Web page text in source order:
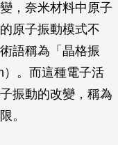
，奈米材料中原子
原子振動模式不
語稱為「晶格振
。而這種電子活
振動的改變，稱為
。